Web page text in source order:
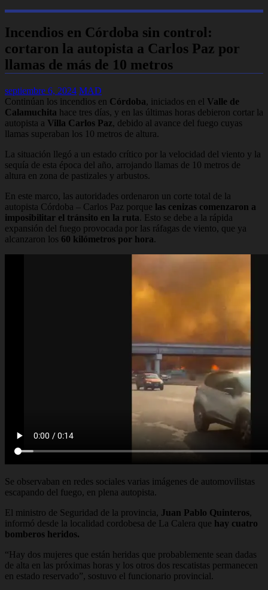
Incendios en Córdoba sin control:
cortaron la autopista a Carlos Paz por
llamas de más de 10 metros
septiembre 6, 2024 MAD
Continúan los incendios en Córdoba, iniciados en el Valle de
Calamuchita hace tres días, y en las últimas horas debieron cortar la
autopista a Villa Carlos Paz, debido al avance del fuego cuyas
llamas superaban los 10 metros de altura.
La situación llegó a un estado crítico por la velocidad del viento y la
sequía de esta época del año, arrojando llamas de 10 metros de
altura en zona de pastizales y arbustos.
En este marco, las autoridades ordenaron un corte total de la
autopista Córdoba – Carlos Paz porque las cenizas comenzaron a
imposibilitar el tránsito en la ruta. Esto se debe a la rápida
expansión del fuego provocada por las ráfagas de viento, que ya
alcanzaron los 60 kilómetros por hora.
Se observaban en redes sociales varias imágenes de automovilistas
escapando del fuego, en plena autopista.
El ministro de Seguridad de la provincia, Juan Pablo Quinteros,
informó desde la localidad cordobesa de La Calera que hay cuatro
bomberos heridos.
“Hay dos mujeres que están heridas que probablemente sean dadas
de alta en las próximas horas y los otros dos rescatistas permanecen
en estado reservado”, sostuvo el funcionario provincial.